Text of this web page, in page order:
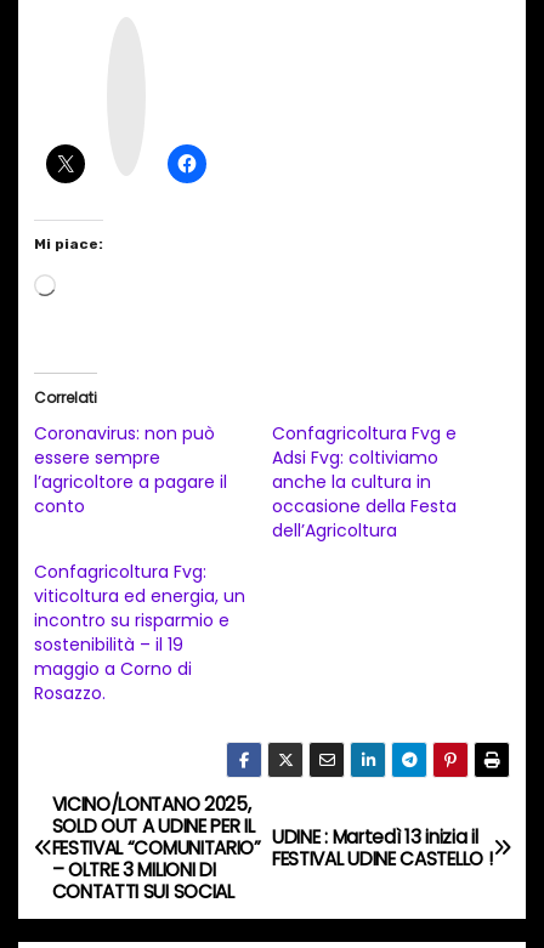
Mi piace:
C
a
m
e
t
o
i
n
r
s
o
…
Correlati
Coronavirus: non può
essere sempre
l’agricoltore a pagare il
conto
Confagricoltura Fvg e
Adsi Fvg: coltiviamo
anche la cultura in
occasione della Festa
dell’Agricoltura
Confagricoltura Fvg:
viticoltura ed energia, un
incontro su risparmio e
sostenibilità – il 19
maggio a Corno di
Rosazzo.
N
a
v
UDINE : Martedì 13 inizia il
FESTIVAL UDINE CASTELLO !
VICINO/LONTANO 2025,
SOLD OUT A UDINE PER IL
FESTIVAL “COMUNITARIO”
– OLTRE 3 MILIONI DI
CONTATTI SUI SOCIAL